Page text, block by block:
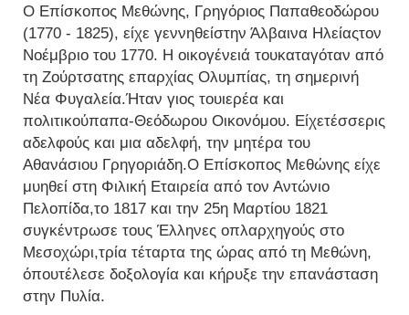
Ο Επίσκοπος Μεθώνης, Γρηγόριος Παπαθεοδώρου
(1770 - 1825), είχε γεννηθείστην Άλβαινα Ηλείαςτον
Νοέμβριο του 1770. Η οικογένειά τουκαταγόταν από
τη Ζούρτσατης επαρχίας Ολυμπίας, τη σημερινή
Νέα Φυγαλεία.Ήταν γιος τουιερέα και
πολιτικούπαπα-Θεόδωρου Οικονόμου. Είχετέσσερις
αδελφούς και μια αδελφή, την μητέρα του
Αθανάσιου Γρηγοριάδη.Ο Επίσκοπος Μεθώνης είχε
μυηθεί στη Φιλική Εταιρεία από τον Αντώνιο
Πελοπίδα,το 1817 και την 25η Μαρτίου 1821
συγκέντρωσε τους Έλληνες οπλαρχηγούς στο
Μεσοχώρι,τρία τέταρτα της ώρας από τη Μεθώνη,
όπουτέλεσε δοξολογία και κήρυξε την επανάσταση
στην Πυλία.